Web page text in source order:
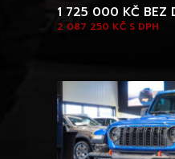
2 087 250 KČ S DPH
1 725 000 KČ BEZ